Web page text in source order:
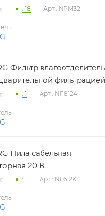
: 18 Арт.: NPM32
Фильтр влагоотделитель
фильтрацией
: 1 Арт.: NP8124
Пила сабельная
20 В
: 1 Арт.: NE612K